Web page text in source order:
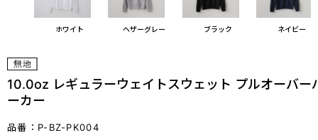
ホワイト ヘザーグレー ブラック ネイビー
10.0oz レギュラーウェイトスウェット プルオーバー
ーカー
品番：P-BZ-PK004